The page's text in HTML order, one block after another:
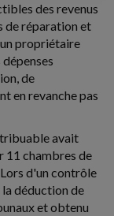
des revenus
de réparation et
propriétaire
de
en revanche pas
avait
11 chambres de
d'un contrôle
déduction de
et obtenu